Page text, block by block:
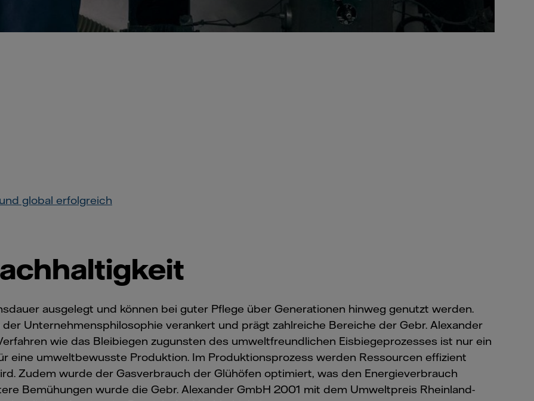
global erfolgreich
ausgelegt und können bei guter Pflege über Generationen hinweg genutzt werden.
Unternehmensphilosophie verankert und prägt zahlreiche Bereiche der Gebr. Alexander
wie das Bleibiegen zugunsten des umweltfreundlichen Eisbiegeprozesses ist nur ein
eine umweltbewusste Produktion. Im Produktionsprozess werden Ressourcen effizient
Zudem wurde der Gasverbrauch der Glühöfen optimiert, was den Energieverbrauch
Bemühungen wurde die Gebr. Alexander GmbH 2001 mit dem Umweltpreis Rheinland-